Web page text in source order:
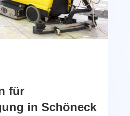
für
in Schöneck